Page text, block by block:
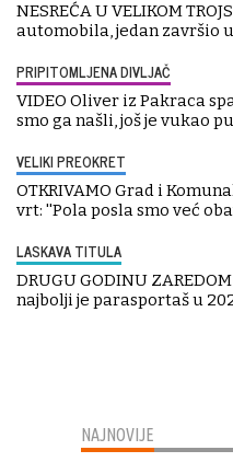
NESREĆA U VELIKOM
automobila, jedan završio
PRIPITOMLJENA DIVLJAČ
VIDEO Oliver iz Pakraca
smo ga našli, još je vukao
VELIKI PREOKRET
OTKRIVAMO Grad i
vrt: ''Pola posla smo već
LASKAVA TITULA
DRUGU GODINU
najbolji je parasportaš u
NAJNOVIJE